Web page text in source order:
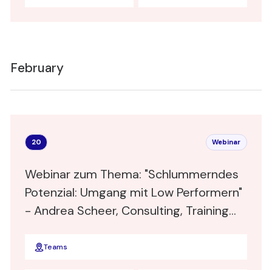
February
20 Webinar
Webinar zum Thema: "Schlummerndes
Potenzial: Umgang mit Low Performern"
- Andrea Scheer, Consulting, Training
Teams